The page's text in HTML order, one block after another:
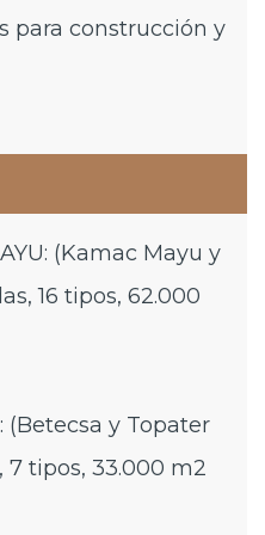
para construcción y
(Kamac Mayu y
16 tipos, 62.000
(Betecsa y Topater
7 tipos, 33.000 m2